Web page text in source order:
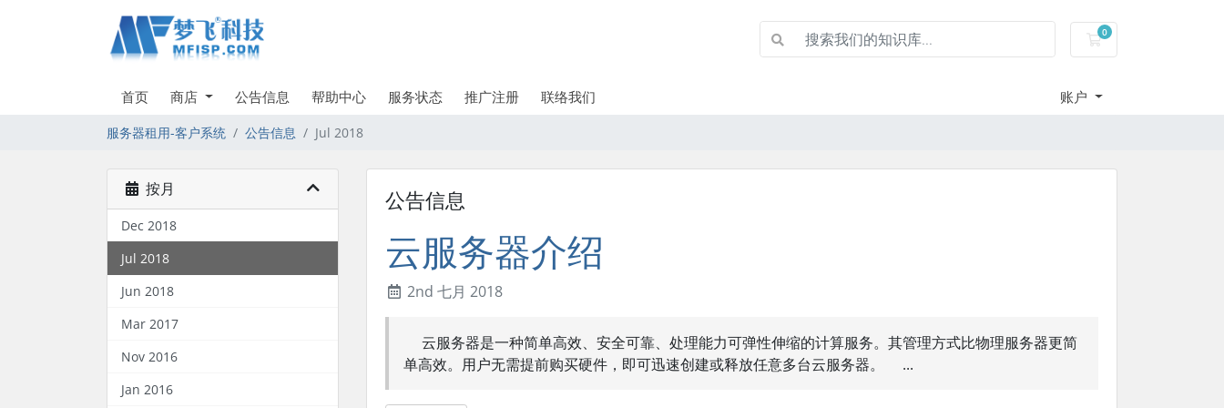
0
服务器租用-购物车
首页 商店 公告信息 帮助中心 服务状态 推广注册 联络我们 账户
服务器租用-客户系统 公告信息 Jul 2018
按月
Dec 2018
Jul 2018
Jun 2018
Mar 2017
Nov 2016
Jan 2016
公告信息
云服务器介绍
2nd 七月 2018
云服务器是一种简单高效、安全可靠、处理能力可弹性伸缩的计算服务。其管理方式比物理服务器更简
单高效。用户无需提前购买硬件，即可迅速创建或释放任意多台云服务器。 ...